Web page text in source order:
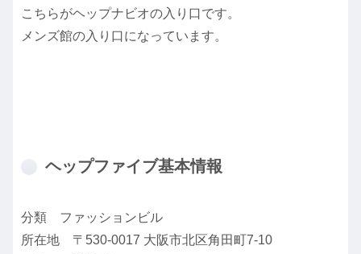
こちらがヘップナビオの入り口です。
メンズ館の入り口になっています。
ヘップファイブ基本情報
分類 ファッションビル
所在地 〒530-0017 大阪市北区角田町7-10